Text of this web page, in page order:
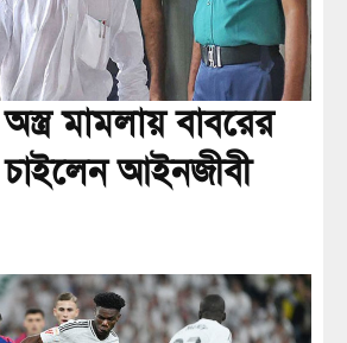
মামলায় বাবরের
আইনজীবী